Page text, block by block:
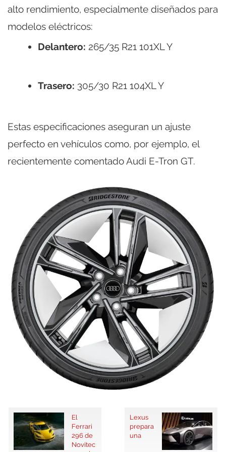
alto rendimiento, especialmente diseñados para
modelos eléctricos:
Delantero: 265/35 R21 101XL Y
Trasero: 305/30 R21 104XL Y
Estas especificaciones aseguran un ajuste
perfecto en vehículos como, por ejemplo, el
recientemente comentado Audi E-Tron GT.
El
Ferrari
296 de
Novitec
Lexus
prepara
una